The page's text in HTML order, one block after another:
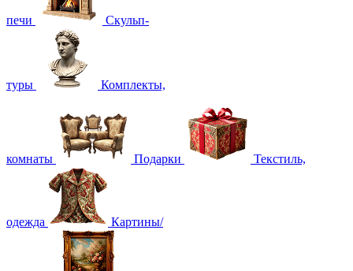
печи Скульп-
туры Комплекты,
комнаты Подарки Текстиль,
одежда Картины/